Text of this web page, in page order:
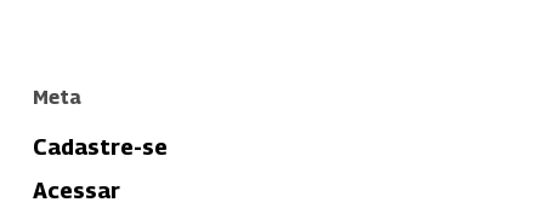
Meta
Cadastre-se
Acessar